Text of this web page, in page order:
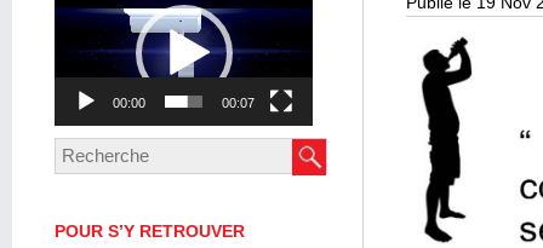
vidéo
00:00 00:07
POUR S’Y RETROUVER